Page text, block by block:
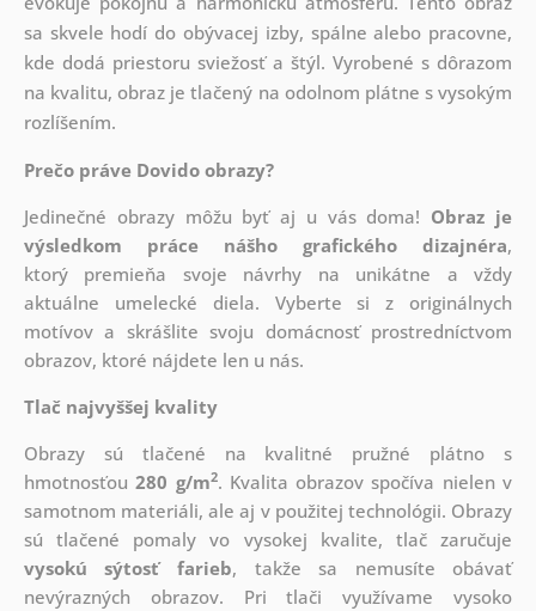
sa skvele hodí do obývacej izby, spálne alebo pracovne,
kde dodá priestoru sviežosť a štýl. Vyrobené s dôrazom
na kvalitu, obraz je tlačený na odolnom plátne s vysokým
rozlíšením.
Prečo práve Dovido obrazy?
Jedinečné obrazy môžu byť aj u vás doma! Obraz je
výsledkom práce nášho grafického dizajnéra,
ktorý premieňa svoje návrhy na unikátne a vždy
aktuálne umelecké diela. Vyberte si z originálnych
motívov a skrášlite svoju domácnosť prostredníctvom
obrazov, ktoré nájdete len u nás.
Tlač najvyššej kvality
Obrazy sú tlačené na kvalitné pružné plátno s
hmotnosťou280 g/m2. Kvalita obrazov spočíva nielen v
samotnom materiáli, ale aj v použitej technológii. Obrazy
sú tlačené pomaly vo vysokej kvalite, tlač zaručuje
vysokú sýtosť farieb, takže sa nemusíte obávať
nevýrazných obrazov. Pri tlači využívame vysoko